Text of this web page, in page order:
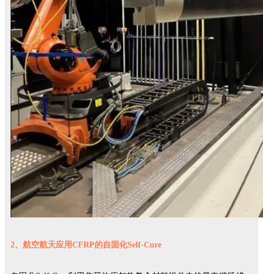
2、航空航天应用CFRP的自固化Self-Cure